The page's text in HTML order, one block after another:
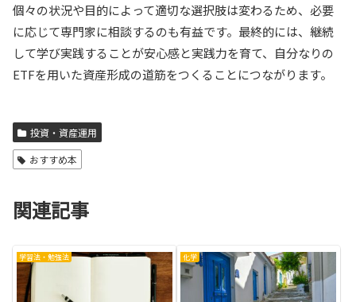
個々の状況や目的によって適切な選択肢は変わるため、必要
に応じて専門家に相談するのも有益です。最終的には、継続
して学び実践することが安心感と実践力を育て、自分なりの
ETFを用いた資産形成の道筋をつくることにつながります。
投資・資産運用
おすすめ本
関連記事
学習法・勉強法 化学